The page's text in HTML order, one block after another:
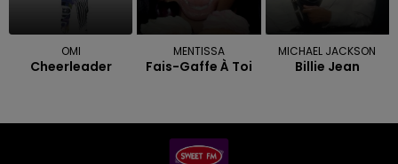
OMI
Cheerleader
MENTISSA
Fais-Gaffe À Toi
MICHAEL JACKSON
Billie Jean